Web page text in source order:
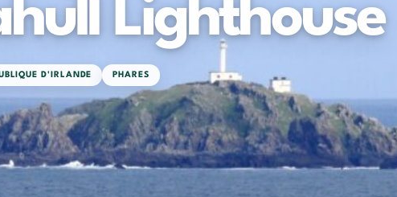
Lighthouse
D'IRLANDE PHARES